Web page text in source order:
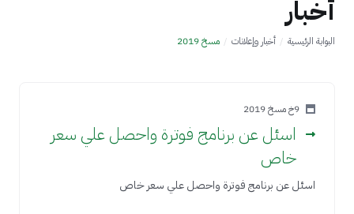
أخبار
البوابة الرئيسية أخبار وإعلانات مسخ 2019
9خ مسخ 2019
اسئل عن برنامج فوترة واحصل علي سعر
خاص
اسئل عن برنامج فوترة واحصل علي سعر خاص